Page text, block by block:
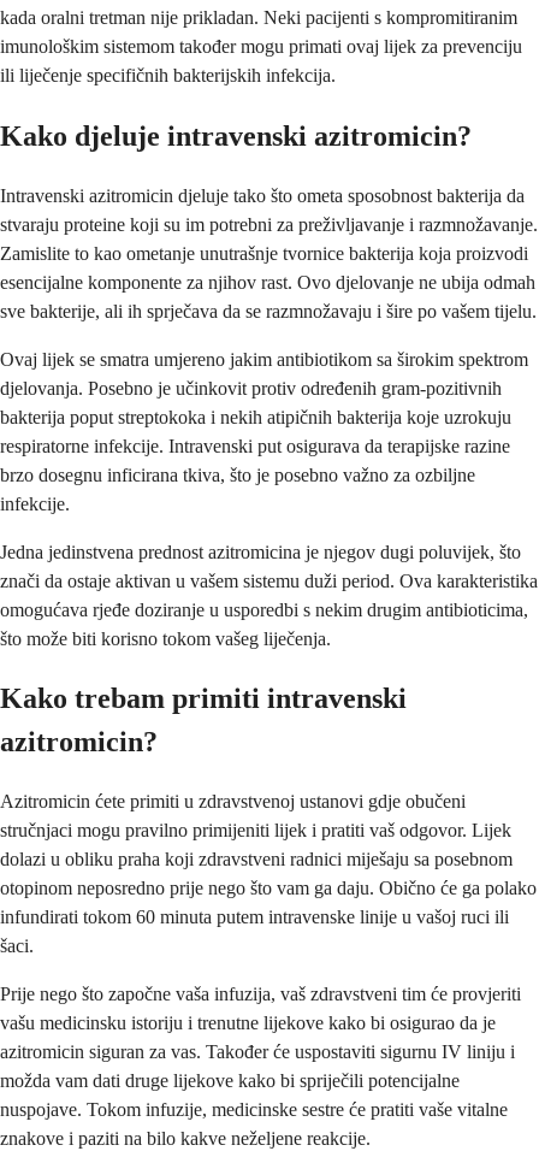
kada oralni tretman nije prikladan. Neki pacijenti s kompromitiranim
imunološkim sistemom također mogu primati ovaj lijek za prevenciju
ili liječenje specifičnih bakterijskih infekcija.
Kako djeluje intravenski azitromicin?
Intravenski azitromicin djeluje tako što ometa sposobnost bakterija da
stvaraju proteine koji su im potrebni za preživljavanje i razmnožavanje.
Zamislite to kao ometanje unutrašnje tvornice bakterija koja proizvodi
esencijalne komponente za njihov rast. Ovo djelovanje ne ubija odmah
sve bakterije, ali ih sprječava da se razmnožavaju i šire po vašem tijelu.
Ovaj lijek se smatra umjereno jakim antibiotikom sa širokim spektrom
djelovanja. Posebno je učinkovit protiv određenih gram-pozitivnih
bakterija poput streptokoka i nekih atipičnih bakterija koje uzrokuju
respiratorne infekcije. Intravenski put osigurava da terapijske razine
brzo dosegnu inficirana tkiva, što je posebno važno za ozbiljne
infekcije.
Jedna jedinstvena prednost azitromicina je njegov dugi poluvijek, što
znači da ostaje aktivan u vašem sistemu duži period. Ova karakteristika
omogućava rjeđe doziranje u usporedbi s nekim drugim antibioticima,
što može biti korisno tokom vašeg liječenja.
Kako trebam primiti intravenski
azitromicin?
Azitromicin ćete primiti u zdravstvenoj ustanovi gdje obučeni
stručnjaci mogu pravilno primijeniti lijek i pratiti vaš odgovor. Lijek
dolazi u obliku praha koji zdravstveni radnici miješaju sa posebnom
otopinom neposredno prije nego što vam ga daju. Obično će ga polako
infundirati tokom 60 minuta putem intravenske linije u vašoj ruci ili
šaci.
Prije nego što započne vaša infuzija, vaš zdravstveni tim će provjeriti
vašu medicinsku istoriju i trenutne lijekove kako bi osigurao da je
azitromicin siguran za vas. Također će uspostaviti sigurnu IV liniju i
možda vam dati druge lijekove kako bi spriječili potencijalne
nuspojave. Tokom infuzije, medicinske sestre će pratiti vaše vitalne
znakove i paziti na bilo kakve neželjene reakcije.